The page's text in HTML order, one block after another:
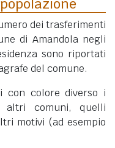
dei trasferimenti
di Amandola negli
sono riportati
del comune.
con colore diverso i
altri comuni, quelli
motivi (ad esempio